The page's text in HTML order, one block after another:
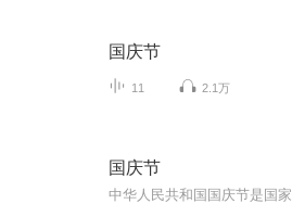
国庆节
11 2.1万
国庆节